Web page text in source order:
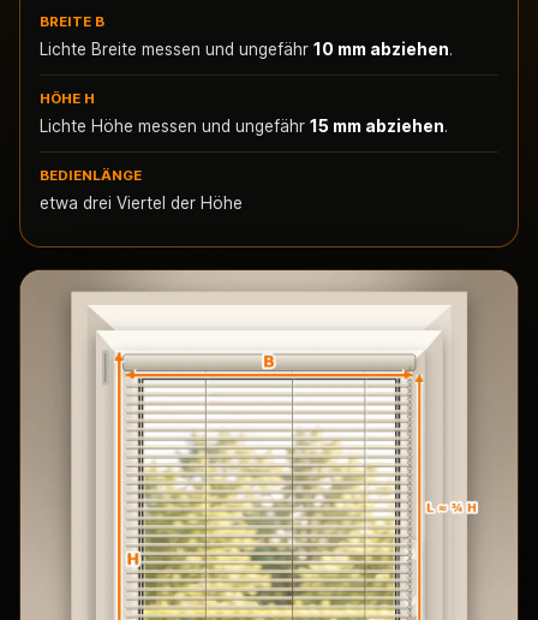
BREITE B
Lichte Breite messen und ungefähr 10 mm abziehen.
HÖHE H
Lichte Höhe messen und ungefähr 15 mm abziehen.
BEDIENLÄNGE
etwa drei Viertel der Höhe